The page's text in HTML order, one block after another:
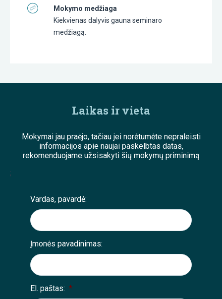
Mokymo medžiaga
Kiekvienas dalyvis gauna seminaro
medžiagą.
Laikas ir vieta
Mokymai jau praėjo, tačiau jei norėtumėte nepraleisti
informacijos apie naujai paskelbtas datas,
rekomenduojame užsisakyti šių mokymų priminimą
;
Vardas, pavardė:
Įmonės pavadinimas:
El. paštas: *